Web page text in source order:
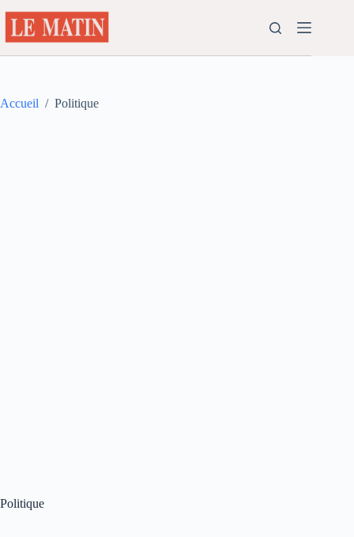
au
contenu
Accueil / Politique
Politique